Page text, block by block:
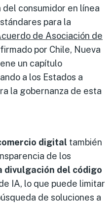
consumidor en línea
para la
de Asociación de
por Chile, Nueva
un capítulo
a los Estados a
la gobernanza de esta
digital también
de los
divulgación del código
IA, lo que puede limitar
de soluciones a